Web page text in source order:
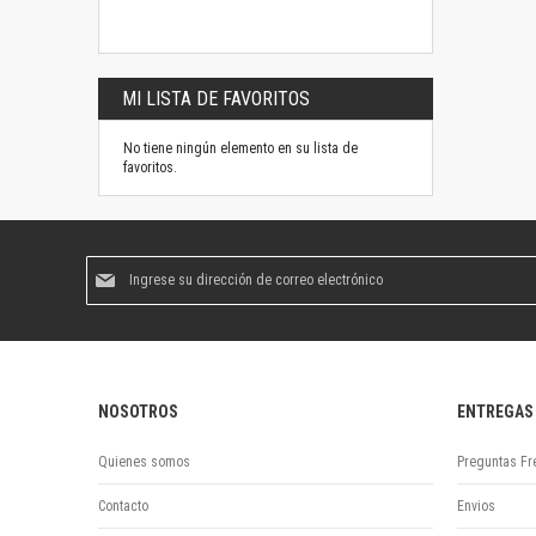
MI LISTA DE FAVORITOS
No tiene ningún elemento en su lista de
favoritos.
boletín
NOSOTROS
Quienes somos
Contacto
ENTREGAS
Preguntas
Envios